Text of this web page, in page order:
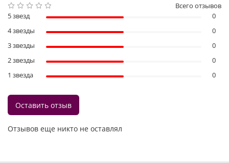
Отзывов еще никто не оставлял
Всего отзывов
5 звезд
0
4 звезды
0
3 звезды
0
2 звезды
0
1 звезда
0
Оставить отзыв